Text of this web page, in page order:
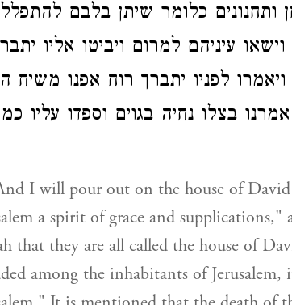
כלומר שיתן בלבם להתפלל
עיניהם למרום ויביטו אליו
ויאמרו לפניו יתברך רוח אפנו
בצלו נחיה בגוים וספדו עליו
I will pour out on the house of
a spirit of grace and supplications,"
that they are all called the house of
among the inhabitants of Jerusalem,